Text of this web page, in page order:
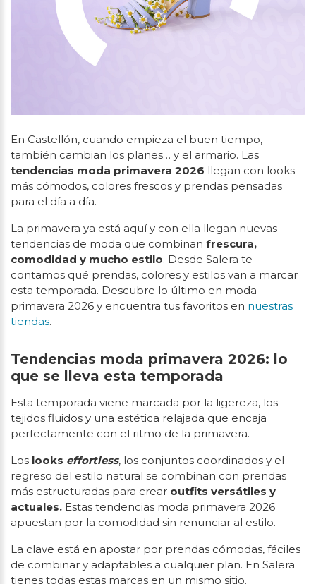
En Castellón, cuando empieza el buen tiempo,
también cambian los planes… y el armario. Las
tendencias moda primavera 2026 llegan con looks
más cómodos, colores frescos y prendas pensadas
para el día a día.
La primavera ya está aquí y con ella llegan nuevas
tendencias de moda que combinan frescura,
comodidad y mucho estilo. Desde Salera te
contamos qué prendas, colores y estilos van a marcar
esta temporada. Descubre lo último en moda
primavera 2026 y encuentra tus favoritos en nuestras
tiendas.
Tendencias moda primavera 2026: lo
que se lleva esta temporada
Esta temporada viene marcada por la ligereza, los
tejidos fluidos y una estética relajada que encaja
perfectamente con el ritmo de la primavera.
Los looks effortless, los conjuntos coordinados y el
regreso del estilo natural se combinan con prendas
más estructuradas para crear outfits versátiles y
actuales. Estas tendencias moda primavera 2026
apuestan por la comodidad sin renunciar al estilo.
La clave está en apostar por prendas cómodas, fáciles
de combinar y adaptables a cualquier plan. En Salera
tienes todas estas marcas en un mismo sitio.